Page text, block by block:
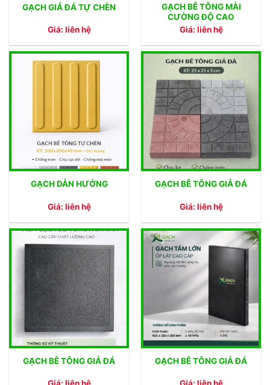
GẠCH GIẢ ĐÁ TỰ CHÈN
Giá: liên hệ
GẠCH BÊ TÔNG MÀI
CƯỜNG ĐỘ CAO
Giá: liên hệ
GẠCH DẪN HƯỚNG
Giá: liên hệ
GẠCH BÊ TÔNG GIẢ ĐÁ
Giá: liên hệ
GẠCH BÊ TÔNG GIẢ ĐÁ GẠCH BÊ TÔNG GIẢ ĐÁ